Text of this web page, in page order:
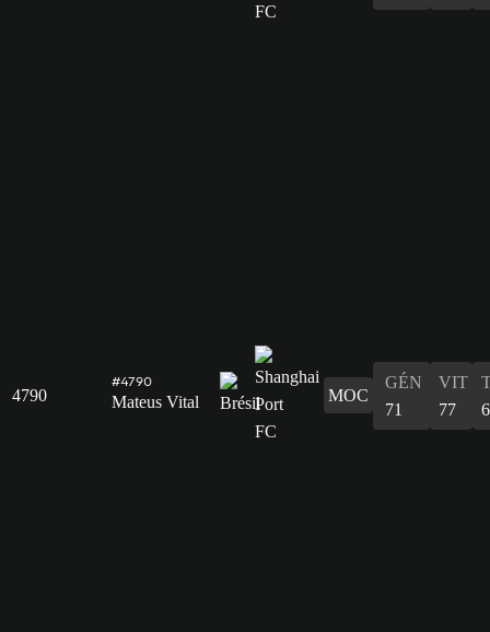
4790
#4790
Mateus Vital MOC
GÉN
71
VIT
77